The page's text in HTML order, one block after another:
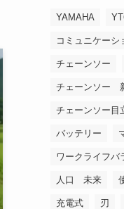
YAMAHA
コミュニケーシ
チェーンソー
チェーンソー
チェーンソー目
バッテリー
ワークライフバ
人口 未来
充電式 刃